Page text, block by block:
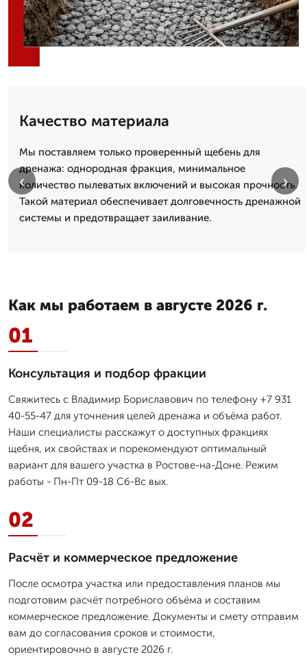
Качество материала
Мы поставляем только проверенный щебень для
дренажа: однородная фракция, минимальное
количество пылеватых включений и высокая прочность.
Такой материал обеспечивает долговечность дренажной
системы и предотвращает заиливание.
‹ ›
Как мы работаем в августе 2026 г.
01
Консультация и подбор фракции
Свяжитесь с Владимир Бориславович по телефону +7 931
40-55-47 для уточнения целей дренажа и объёма работ.
Наши специалисты расскажут о доступных фракциях
щебня, их свойствах и порекомендуют оптимальный
вариант для вашего участка в Ростове-на-Доне. Режим
работы - Пн-Пт 09-18 Сб-Вс вых.
02
Расчёт и коммерческое предложение
После осмотра участка или предоставления планов мы
подготовим расчёт потребного объёма и составим
коммерческое предложение. Документы и смету отправим
вам до согласования сроков и стоимости,
ориентировочно в августе 2026 г.